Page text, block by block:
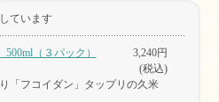
ています
（３パック）
3,240円
(税込)
「フコイダン」タップリの久米